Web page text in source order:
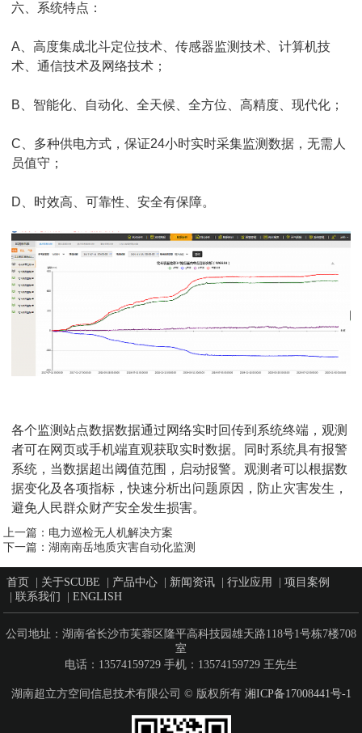
六、系统特点：
A、高度集成北斗定位技术、传感器监测技术、计算机技
术、通信技术及网络技术；
B、智能化、自动化、全天候、全方位、高精度、现代化；
C、多种供电方式，保证24小时实时采集监测数据，无需人
员值守；
D、时效高、可靠性、安全有保障。
各个监测站点数据数据通过网络实时回传到系统终端，观测
者可在网页或手机端直观获取实时数据。同时系统具有报警
系统，当数据超出阈值范围，启动报警。观测者可以根据数
据变化及各项指标，快速分析出问题原因，防止灾害发生，
避免人民群众财产安全发生损害。
上一篇： 电力巡检无人机解决方案
下一篇： 湖南南岳地质灾害自动化监测
首页 关于SCUBE 产品中心 新闻资讯 行业应用
项目案例
联系我们 ENGLISH
公司地址：湖南省长沙市芙蓉区隆平高科技园雄天路118号1号栋7楼708
室
电话：13574159729 手机：13574159729 王先生
湖南超立方空间信息技术有限公司 © 版权所有 湘ICP备17008441号-1